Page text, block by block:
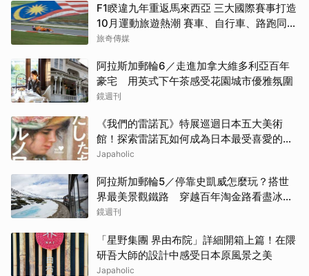
F1睽違九年重返馬來西亞 三大國際賽事打造
10月運動旅遊熱潮 賽車、自行車、路跑同週
登場
旅奇傳媒
阿拉斯加郵輪6／走進加拿大維多利亞百年
豪宅 用英式下午茶感受花園城市優雅氛圍
鏡週刊
《我們的雷諾瓦》特展巡迴日本五大美術
館！探索雷諾瓦如何成為日本最受喜愛的印
象派畫家
Japaholic
阿拉斯加郵輪5／停靠史凱威怎麼玩？搭世
界最美景觀鐵路 穿越百年淘金路看盡冰
河、峽谷與雪山
鏡週刊
「星野集團 界由布院」詳細開箱上篇！在隈
研吾大師的設計中感受日本原風景之美
Japaholic